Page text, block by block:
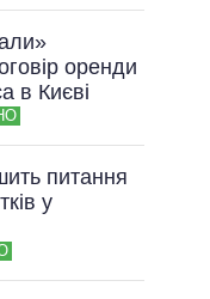
оренди
в Києві
питання
у